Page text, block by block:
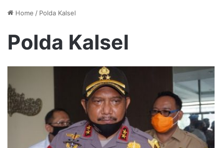
Home / Polda Kalsel
Polda Kalsel